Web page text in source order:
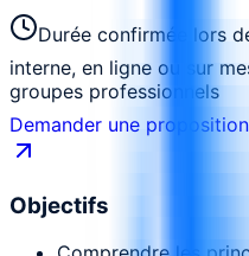
Durée confirmée lors
interne, en ligne ou sur
groupes professionnels
Demander une proposition
Objectifs